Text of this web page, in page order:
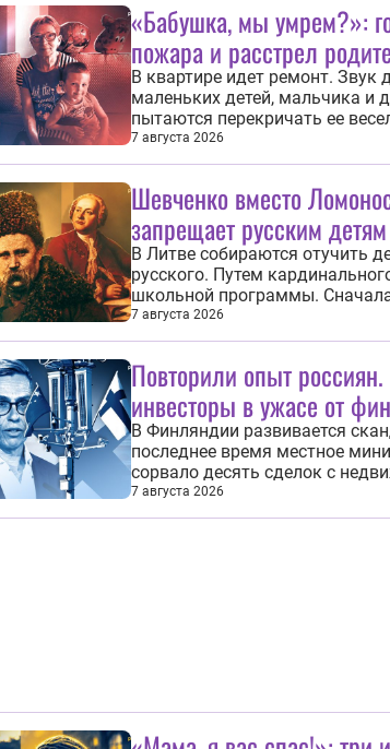
«Бабушка, мы умрем?»:
пожара и расстрел
В квартире идет ремонт. Звук
маленьких детей, мальчика и
пытаются перекричать ее
задиристо посматривая на
замечание, но внуки
противно, но всё...
7 августа 2026
Шевченко вместо
запрещает русским
В Литве собираются отучить
русского. Путем
школьной программы.
Михаила Васильевича
правительства Литвы
общего образования.
7 августа 2026
Повторили опыт
инвесторы в ужасе от
В Финляндии развивается
последнее время местное
сорвало десять сделок с
заключенных местными
капиталом. Чиновники
7 августа 2026